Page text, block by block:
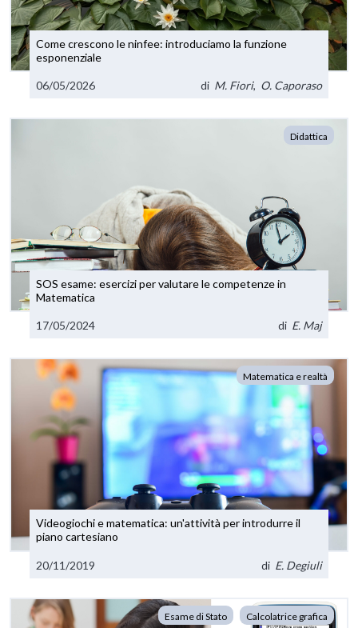
Come crescono le ninfee: introduciamo la funzione
esponenziale
06/05/2026 di M. Fiori, O. Caporaso
Didattica
SOS esame: esercizi per valutare le competenze in
Matematica
17/05/2024 di E. Maj
Matematica e realtà
Videogiochi e matematica: un'attività per introdurre il
piano cartesiano
20/11/2019 di E. Degiuli
Esame di Stato Calcolatrice grafica